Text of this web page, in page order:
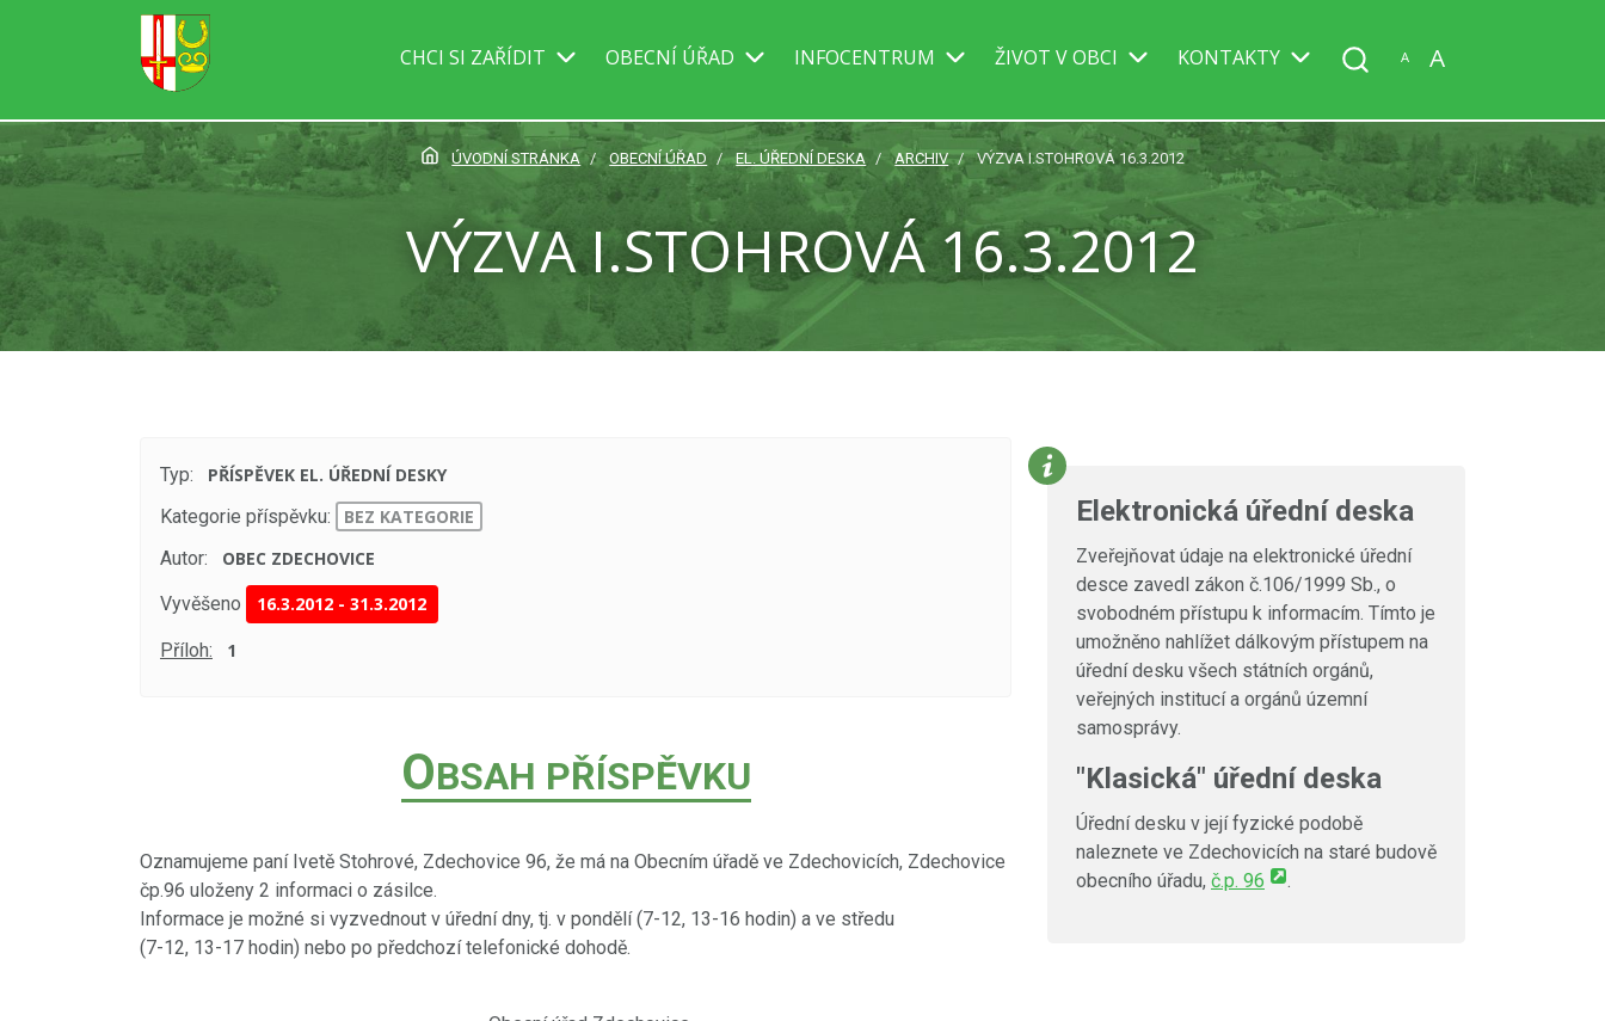
CHCI SI ZAŘÍDIT OBECNÍ ÚŘAD INFOCENTRUM ŽIVOT V OBCI KONTAKTY A A
ÚVODNÍ STRÁNKA OBECNÍ ÚŘAD EL. ÚŘEDNÍ DESKA ARCHIV VÝZVA I.STOHROVÁ 16.3.2012
VÝZVA I.STOHROVÁ 16.3.2012
Typ:
PŘÍSPĚVEK EL. ÚŘEDNÍ DESKY
Kategorie příspěvku:
BEZ KATEGORIE
Autor:
OBEC ZDECHOVICE
Vyvěšeno 16.3.2012 -31.3.2012
Příloh: 1
OBSAH PŘÍSPĚVKU
Oznamujeme paní Ivetě Stohrové, Zdechovice 96, že má na Obecním úřadě ve Zdechovicích, Zdechovice
čp.96 uloženy 2 informaci o zásilce.
Informace je možné si vyzvednout v úřední dny, tj. v pondělí (7-12, 13-16 hodin) a ve středu
(7-12, 13-17 hodin) nebo po předchozí telefonické dohodě.
Elektronická úřední deska
Zveřejňovat údaje na elektronické úřední
desce zavedl zákon č.106/1999 Sb., o
svobodném přístupu k informacím. Tímto je
umožněno nahlížet dálkovým přístupem na
úřední desku všech státních orgánů,
veřejných institucí a orgánů územní
samosprávy.
"Klasická" úřední deska
Úřední desku v její fyzické podobě
naleznete ve Zdechovicích na staré budově
obecního úřadu, č.p. 96 .